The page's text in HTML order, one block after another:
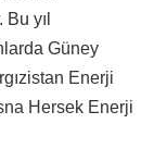
yıl
Güney
Enerji
Hersek Enerji